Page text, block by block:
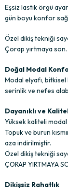
Eşsiz lastik örgü
gün boyu konfor
Özel dikiş tekniği
Çorap yırtmaya son.
Doğal Modal
Modal elyafı,
serinlik ve nefes
Dayanıklı ve
Yüksek kaliteli modal
Topuk ve burun
aza indirilmiştir.
Özel dikiş tekniği
ÇORAP YIRTMAYA
Dikişsiz Rahatlık